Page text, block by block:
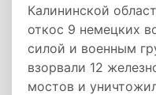
Калининской
откос 9 немецких
силой и военным
взорвали 12
мостов и